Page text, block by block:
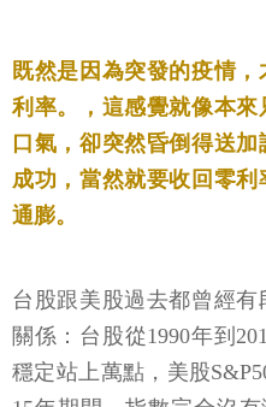
既然是因為突發的疫情
利率。，這感覺就像本
口氣，卻突然昏倒得送
成功，當然就要收回零
通膨。
台股跟美股過去都曾經
關係：台股從1990年到
穩定站上萬點，美股